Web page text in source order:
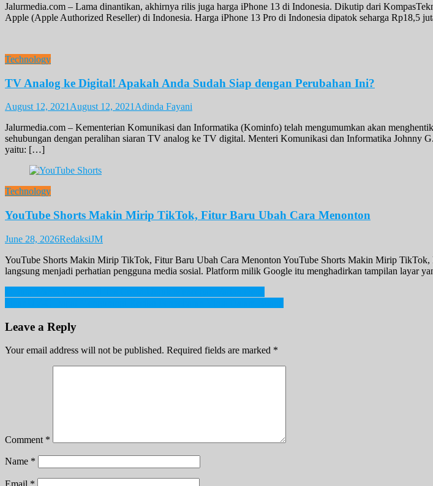
Jalurmedia.com – Lama dinantikan, akhirnya rilis juga harga iPhone 13 di Indonesia. Dikutip dari
Apple (Apple Authorized Reseller) di Indonesia. Harga iPhone 13 Pro di Indonesia dipatok seharga Rp18,5
Technology
TV Analog ke Digital! Apakah Anda Sudah Siap dengan Perubahan Ini?
August 12, 2021 August 12, 2021 Adinda Fayani
Jalurmedia.com – Kementerian Komunikasi dan Informatika (Kominfo) telah mengumumkan akan
sehubungan dengan peralihan siaran TV analog ke TV digital. Menteri Komunikasi dan Informatika Johnny
yaitu: […]
Technology
YouTube Shorts Makin Mirip TikTok, Fitur Baru Ubah Cara Menonton
June 28, 2026RedaksiJM
YouTube Shorts Makin Mirip TikTok, Fitur Baru Ubah Cara Menonton YouTube Shorts Makin Mirip
langsung menjadi perhatian pengguna media sosial. Platform milik Google itu menghadirkan tampilan
Post
navigation
Leave a Reply
Your email address will not be published. Required fields are marked *
Comment *
Name *